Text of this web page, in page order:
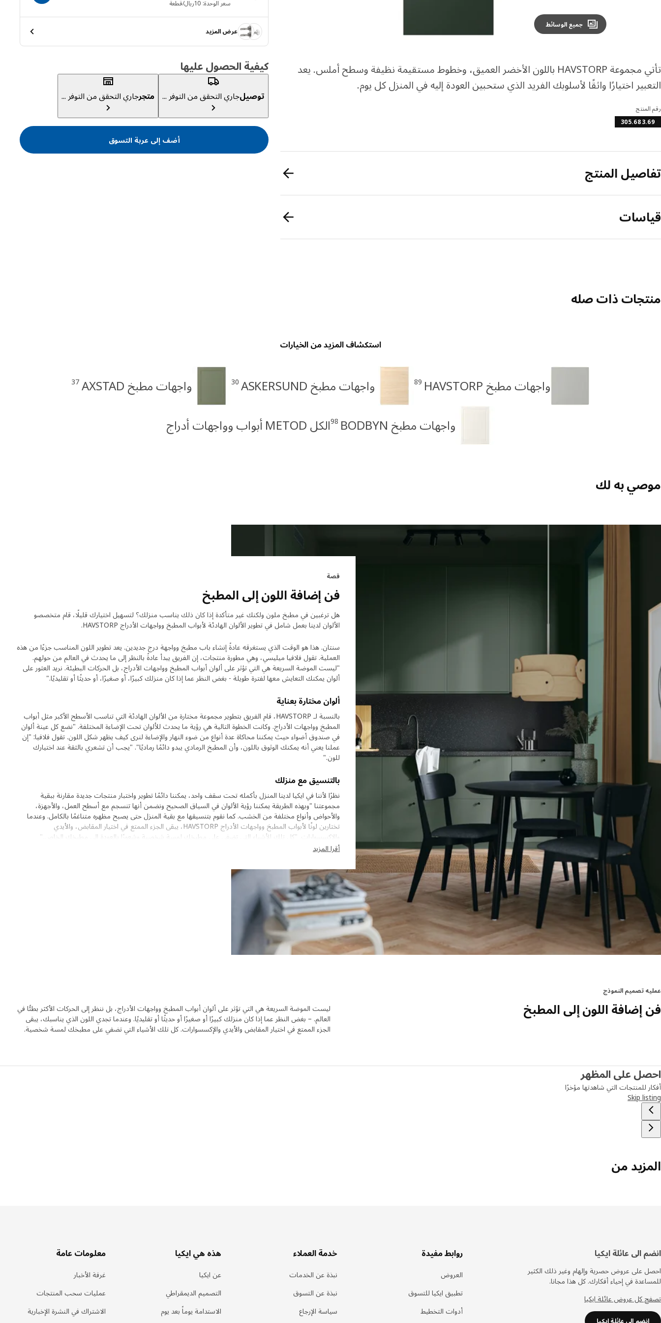
جميع الوسائط
سعر الوحدة: ‭10‬ريال/قطعة
عرض المزيد
كيفية الحصول عليها
توصيلجاري التحقق من التوفر ... متجرجاري التحقق من التوفر ...
أضف إلى عربة التسوق
تأتي مجموعة HAVSTORP باللون الأخضر العميق، وخطوط مستقيمة نظيفة وسطح أملس. يعد
التعبير اختيارًا واثقًا لأسلوبك الفريد الذي ستحبين العودة إليه في المنزل كل يوم.
رقم المنتج
305.683.69
تفاصيل المنتج
قياسات
منتجات ذات صله
استكشاف المزيد من الخيارات
واجهات مطبخ HAVSTORP 89 واجهات مطبخ ASKERSUND 30 واجهات مطبخ AXSTAD 37
واجهات مطبخ BODBYN 98الكل METOD أبواب وواجهات أدراج
موصي به لك
قصة
فن إضافة اللون إلى المطبخ
هل ترغبين في مطبخ ملون ولكنك غير متأكدة إذا كان ذلك يناسب منزلك؟ لتسهيل اختيارك قليلًا، قام متخصصو
الألوان لدينا بعمل شامل في تطوير الألوان الهادئة لأبواب المطبخ وواجهات الأدراج HAVSTORP.
سنتان. هذا هو الوقت الذي يستغرقه عادةً إنشاء باب مطبخ وواجهة درج جديدين. يعد تطوير اللون المناسب جزءًا من هذه
العملية. تقول فلافيا ميليسي، وهي مطورة منتجات، إن الفريق يبدأ عادةً بالنظر إلى ما يحدث في العالم من حولهم.
"ليست الموضة السريعة هي التي تؤثر على ألوان أبواب المطبخ وواجهات الأدراج، بل الحركات البطيئة. نريد العثور على
ألوان يمكنك التعايش معها لفترة طويلة - بغض النظر عما إذا كان منزلك كبيرًا، أو صغيرًا، أو حديثًا أو تقليديًا."
ألوان مختارة بعناية
بالنسبة لـ HAVSTORP، قام الفريق بتطوير مجموعة مختارة من الألوان الهادئة التي تناسب الأسطح الأكبر مثل أبواب
المطبخ وواجهات الأدراج. وكانت الخطوة التالية هي رؤية ما يحدث للألوان تحت الإضاءة المختلفة. "نضع كل عينة ألوان
في صندوق أضواء حيث يمكننا محاكاة عدة أنواع من ضوء النهار والإضاءة لنرى كيف يظهر شكل اللون. تقول فلافيا: "إن
عملنا يعني أنه يمكنك الوثوق باللون، وأن المطبخ الرمادي يبدو دائمًا رماديًا". "يجب أن تشعري بالثقة عند اختيارك
للون."
بالتنسيق مع منزلك
نظرًا لأننا في ايكيا لدينا المنزل بأكمله تحت سقف واحد، يمكننا دائمًا تطوير واختبار منتجات جديدة مقارنة ببقية
مجموعتنا "وبهذه الطريقة يمكننا رؤية الألوان في السياق الصحيح ونضمن أنها تنسجم مع أسطح العمل، والأجهزة،
والأحواض وأنواع مختلفة من الخشب. كما نقوم بتنسيقها مع بقية المنزل حتى يصبح مظهره متناغمًا بالكامل. وعندما
تختارين لونًا لأبواب المطبخ وواجهات الأدراج HAVSTORP، يبقى الجزء الممتع في اختيار المقابض، والأيدي
والإكسسوارات. "كل تلك الأشياء التي تضفي على مطبخك لمسة شخصية وشعورًا بالعودة إلى مطبخك الخاص."
أقرا المزيد
عمليه تصميم النموذج
فن إضافة اللون إلى المطبخ
ليست الموضة السريعة هي التي تؤثر على ألوان أبواب المطبخ وواجهات الأدراج، بل ننظر إلى الحركات الأكثر بطئًا في
العالم. – بغض النظر عما إذا كان منزلك كبيرًا أو صغيرًا أو حديثًا أو تقليديًا. وعندما تجدي اللون الذي يناسبك، يبقى
الجزء الممتع في اختيار المقابض والأيدي والإكسسوارات. كل تلك الأشياء التي تضفي على مطبخك لمسة شخصية.
احصل على المظهر
أفكار للمنتجات التي شاهدتها مؤخرًا
Skip listing
المزيد من
أسفل
الصفحة
انضم الى عائلة ايكيا
احصل على عروض حصرية وإلهام وغير ذلك الكثير
للمساعدة في إحياء أفكارك. كل هذا مجانا.
تصفح كل عروض عائلة ايكيا
انضم الى عائلة ايكيا
روابط مفيدة
العروض
تطبيق ايكيا للتسوق
أدوات التخطيط
خدمة العملاء
نبذة عن الخدمات
نبذة عن التسوق
سياسة الإرجاع
هذه هي ايكيا
عن ايكيا
التصميم الديمقراطي
الاستدامة يوماً بعد يوم
معلومات عامة
غرفة الأخبار
عمليات سحب المنتجات
الاشتراك في النشرة الإخبارية